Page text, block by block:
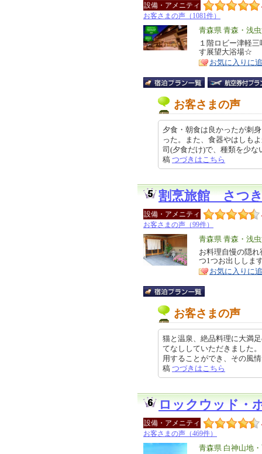
設備・アメニティ
お客さまの声（1081件）
エ
リ
ア
青森県 青森・浅
特
徴
１階ロビー津軽
す展望大浴場☆
お気に入りに
お客さまの声
夕食・朝食は良かったが刺
った。また、食器やはしも
司(夕食だけ)で、種類を少
稿 つづきはこちら
割烹旅館 さつ
設備・アメニティ
お客さまの声（99件）
エ
リ
ア
青森県 青森・浅
特
徴
お料理自慢の隠
つ1つお出ししま
お気に入りに
お客さまの声
猫と温泉、絶品料理に大満
てなししていただきました
用することができ、その風
稿 つづきはこちら
ロックウッド・
設備・アメニティ
お客さまの声（469件）
エ
青森県 白神山地